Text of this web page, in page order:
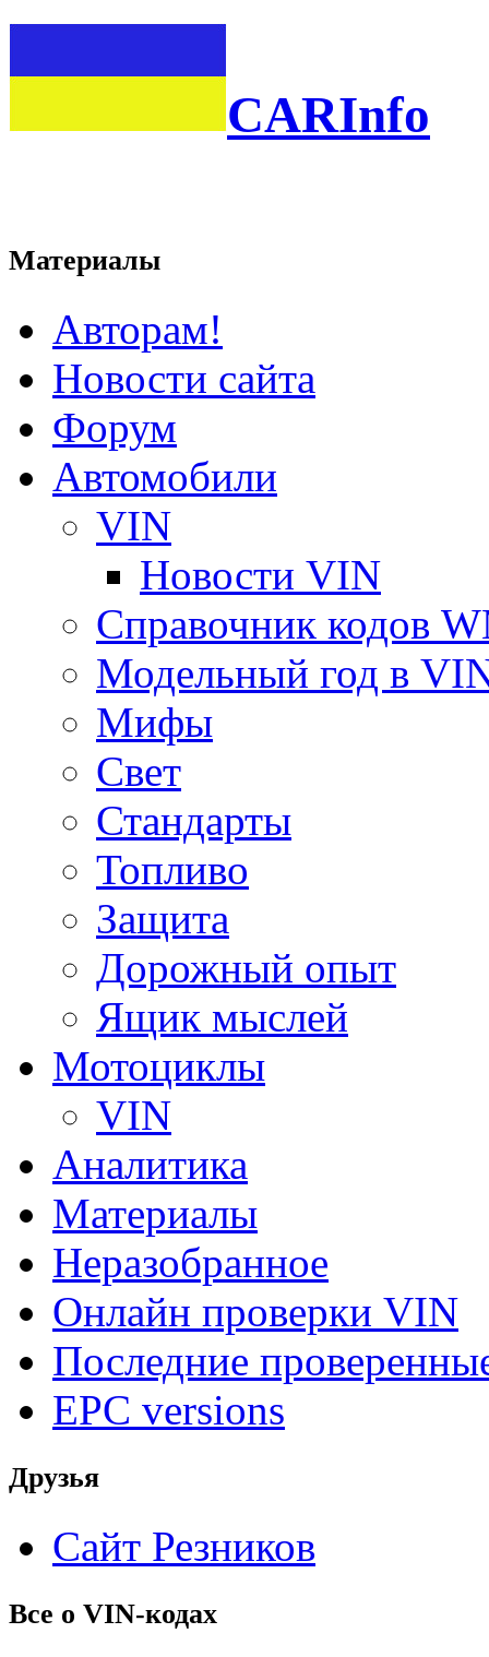
CARInfo
Материалы
Авторам!
Новости сайта
Форум
Автомобили
VIN
Новости VIN
Справочник кодов
Модельный год в
Мифы
Свет
Стандарты
Топливо
Защита
Дорожный опыт
Ящик мыслей
Мотоциклы
VIN
Аналитика
Материалы
Неразобранное
Онлайн проверки VIN
Последние
EPC versions
Друзья
Сайт Резников
Все о VIN-кодах